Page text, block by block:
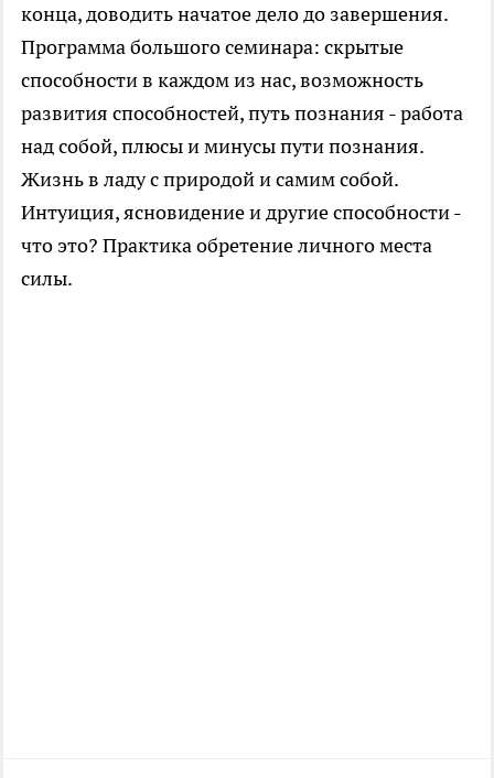
конца, доводить начатое дело до завершения.
Программа большого семинара: скрытые
способности в каждом из нас, возможность
развития способностей, путь познания - работа
над собой, плюсы и минусы пути познания.
Жизнь в ладу с природой и самим собой.
Интуиция, ясновидение и другие способности -
что это? Практика обретение личного места
силы.